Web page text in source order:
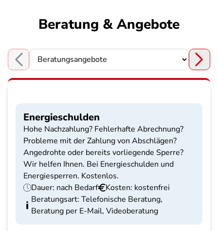
Beratung & Angebote
Choose a section
Energieschulden
Hohe Nachzahlung? Fehlerhafte Abrechnung?
Probleme mit der Zahlung von Abschlägen?
Angedrohte oder bereits vorliegende Sperre?
Wir helfen Ihnen. Bei Energieschulden und
Energiesperren. Kostenlos.
Dauer: nach Bedarf
Kosten: kostenfrei
Beratungsart: Telefonische Beratung,
Beratung per E-Mail, Videoberatung